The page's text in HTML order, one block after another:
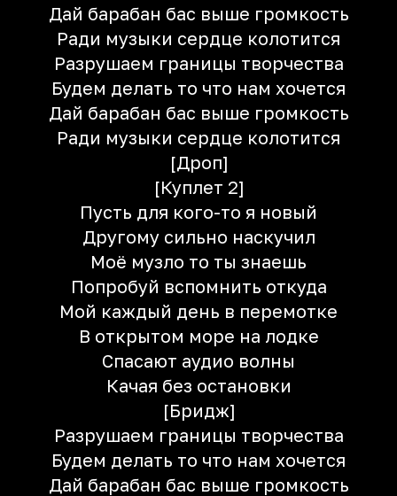
Дай барабан бас выше громкость
Ради музыки сердце колотится
Разрушаем границы творчества
Будем делать то что нам хочется
Дай барабан бас выше громкость
Ради музыки сердце колотится
[Дроп]
[Куплет 2]
Пусть для кого-то я новый
Другому сильно наскучил
Моё музло то ты знаешь
Попробуй вспомнить откуда
Мой каждый день в перемотке
В открытом море на лодке
Спасают аудио волны
Качая без остановки
[Бридж]
Разрушаем границы творчества
Будем делать то что нам хочется
Дай барабан бас выше громкость